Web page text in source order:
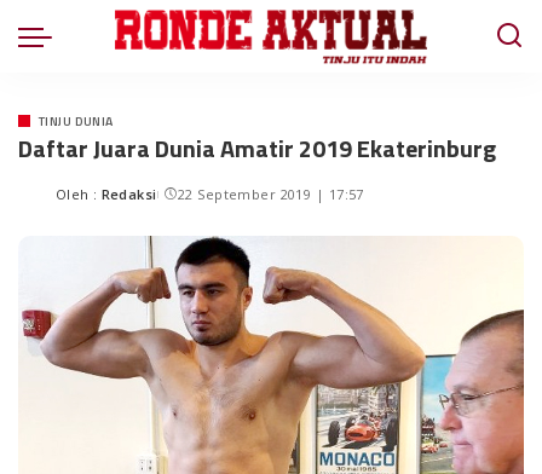
TINJU DUNIA
Daftar Juara Dunia Amatir 2019 Ekaterinburg
Oleh : Redaksi 22 September 2019 | 17:57